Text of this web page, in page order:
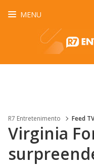
MENU
R7 Entretenimento Feed
Virginia